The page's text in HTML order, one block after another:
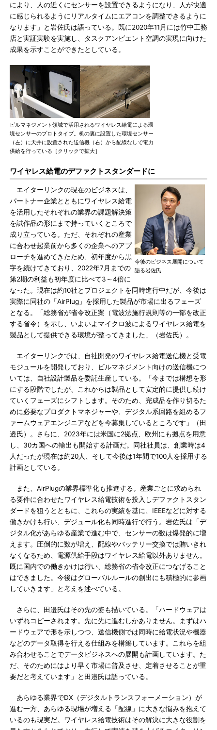
により、人の近くにセンサーを設置できるようになり、人が快適
に感じられるようにリアルタイムにエアコンを調整できるように
なります」と岩佐氏は語っている。既に2020年11月には竹中工務
店と実証実験を実施し、タスクアンビエント空調の実現に向けた
成果を示すことができたとしている。
ビルマネジメント領域で活用されるワイヤレス給電による環
境センサーのプロトタイプ。机の裏に設置した環境センサー
（左）に天井に設置された送信機（右）から配線なしで電力
供給を行っている［クリックで拡大］
ワイヤレス給電のデファクトスタンダードに
今後のビジネス展開について
語る岩佐氏
エイターリンクの現在のビジネスは、
パートナー企業とともにワイヤレス給電
を活用したそれぞれの業界の課題解決策
を試作品の形にまで持っていくところで
成り立っている。ただ、それぞれの産業
に合わせ起業前から多くの企業へのアプ
ローチを進めてきたため、初年度から黒
字を続けてきており、2022年7月までの
第2期の利益も初年度に比べて3～4倍に
なった。現在は約10社とプロジェクトを同時進行中だが、今後は
実際に同社の「AirPlug」を採用した製品が市場に出るフェーズ
となる。「総務省が省令改正案（電波法施行規則等の一部を改正
する省令）を示し、いよいよマイクロ波によるワイヤレス給電を
製品として提供できる環境が整ってきました」（岩佐氏）。
エイターリンクでは、自社開発のワイヤレス給電送信機と受電
モジュールを開発しており、ビルマネジメント向けの送信機につ
いては、自社設計製品を委託生産している。「今までは構想を形
にする段階でしたが、これからは製品として安定的に提供し続け
ていくフェーズにシフトします。そのため、完成品を作り切るた
めに必要なプロダクトマネジャーや、デジタル系回路を組めるフ
ァームウェアエンジニアなどを今募集しているところです」（田
邉氏）。さらに、2023年には米国に2拠点、欧州にも拠点を用意
し、30カ国への輸出も開始する計画だ。同社社員は、創業時は4
人だったが現在は約20人、そして今後は1年間で100人を採用する
計画としている。
また、AirPlugの業界標準化も推進する。産業ごとに求められ
る要件に合わせたワイヤレス給電技術を投入しデファクトスタン
ダードを狙うとともに、これらの実績を基に、IEEEなどに対する
働きかけも行い、デジュール化も同時進行で行う。岩佐氏は「デ
ジタル化があらゆる産業で進む中で、センサーの数は爆発的に増
えます。圧倒的に数が増え、配線やバッテリー交換では賄いきれ
なくなるため、電源供給手段はワイヤレス給電以外ありません。
既に国内での働きかけは行い、総務省の省令改正につなげること
はできました。今後はグローバルルールの創出にも積極的に参画
していきます」と考えを述べている。
さらに、田邉氏はその先の姿も描いている。「ハードウェアは
いずれコピーされます。先に先に進むしかありません。まずはハ
ードウェアで形を示しつつ、送信機側では同時に給電状況や機器
などのデータ取得を行える仕組みを構築しています。これらを組
み合わせることでデータビジネスへの展開も計画しています。た
だ、そのためにはより早く市場に普及させ、定着させることが重
要だと考えています」と田邉氏は語っている。
あらゆる業界でDX（デジタルトランスフォーメーション）が
進む一方、あらゆる現場が増える「配線」に大きな悩みを抱えて
いるのも現実だ。ワイヤレス給電技術はその解決に大きな役割を